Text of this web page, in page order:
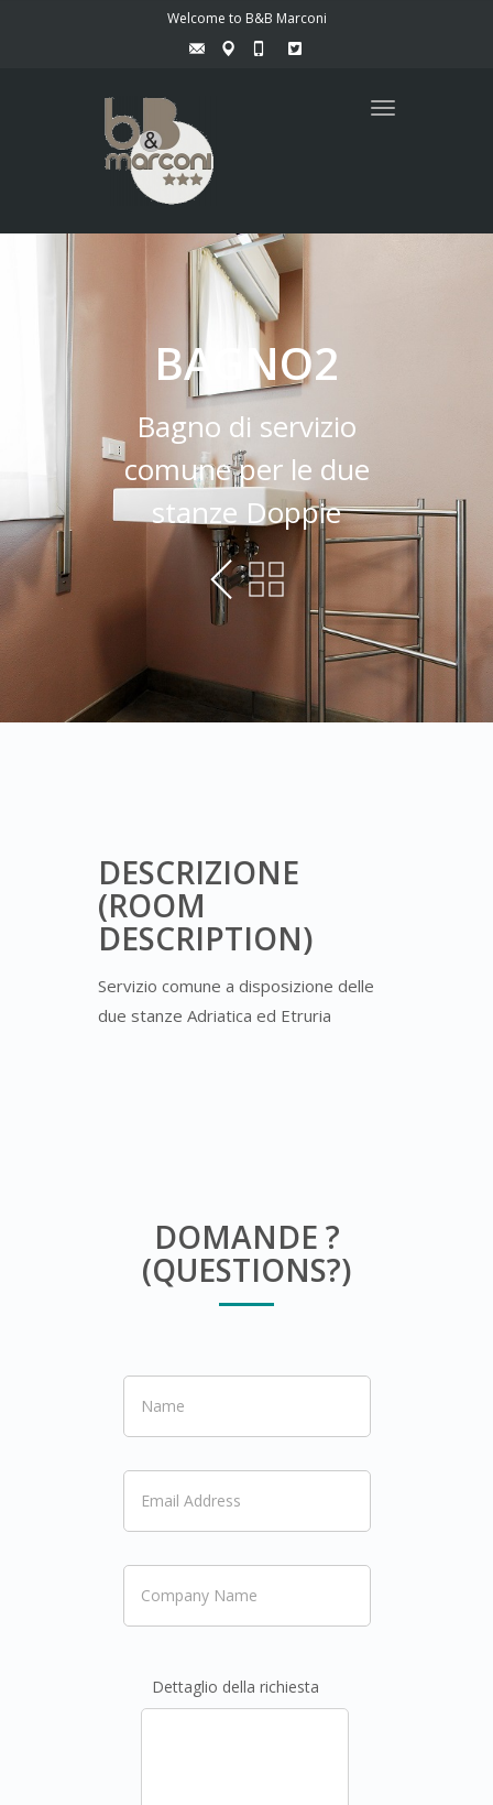
Welcome to B&B Marconi
Toggle
BAGNO2
Bagno di servizio
comune per le due
stanze Doppie
DESCRIZIONE
(ROOM
DESCRIPTION)
Servizio comune a disposizione delle
due stanze Adriatica ed Etruria
DOMANDE ?
(QUESTIONS?)
Dettaglio della richiesta